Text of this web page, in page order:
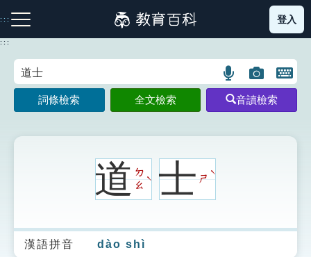
到
主
:::
注音索引圖示 筆畫索引圖示 部首索引表圖示
生字詞彙表
登入
:::
語
言
搜
圖
片
搜
開
鍵
圖
詞條檢索 全文檢索 音讀檢索
道ㄉ
ㄠ
ˋ 士ㄕ
ˋ
漢語拼音 dào shì